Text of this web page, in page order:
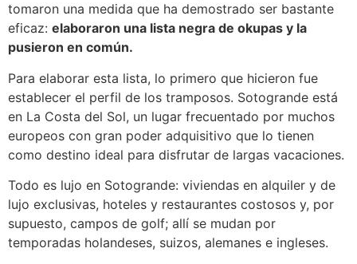
tomaron una medida que ha demostrado ser bastante
eficaz: elaboraron una lista negra de okupas y la
pusieron en común.
Para elaborar esta lista, lo primero que hicieron fue
establecer el perfil de los tramposos. Sotogrande está
en La Costa del Sol, un lugar frecuentado por muchos
europeos con gran poder adquisitivo que lo tienen
como destino ideal para disfrutar de largas vacaciones.
Todo es lujo en Sotogrande: viviendas en alquiler y de
lujo exclusivas, hoteles y restaurantes costosos y, por
supuesto, campos de golf; allí se mudan por
temporadas holandeses, suizos, alemanes e ingleses.